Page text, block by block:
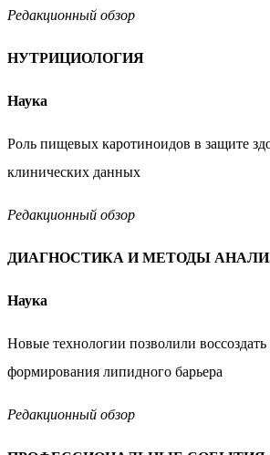
Редакционный обзор
НУТРИЦИОЛОГИЯ
Наука
Роль пищевых каротиноидов в защите
клинических данных
Редакционный обзор
ДИАГНОСТИКА И МЕТОДЫ
Наука
Новые технологии позволили
формирования липидного барьера
Редакционный обзор